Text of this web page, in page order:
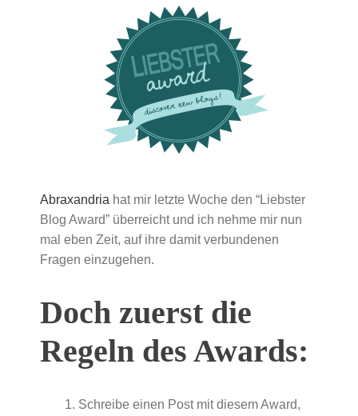
Abraxandria hat mir letzte Woche den “Liebster
Blog Award” überreicht und ich nehme mir nun
mal eben Zeit, auf ihre damit verbundenen
Fragen einzugehen.
Doch zuerst die
Regeln des Awards:
Schreibe einen Post mit diesem Award,